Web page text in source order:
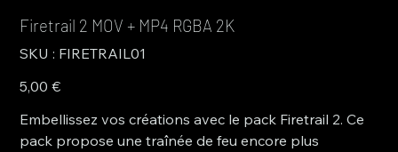
Firetrail 2 MOV + MP4 RGBA 2K
SKU : SKU
FIRETRAIL01
FIRETRAIL01
Prix
5,00 €
Embellissez vos créations avec le pack Firetrail 2. Ce
pack propose une traînée de feu encore plus